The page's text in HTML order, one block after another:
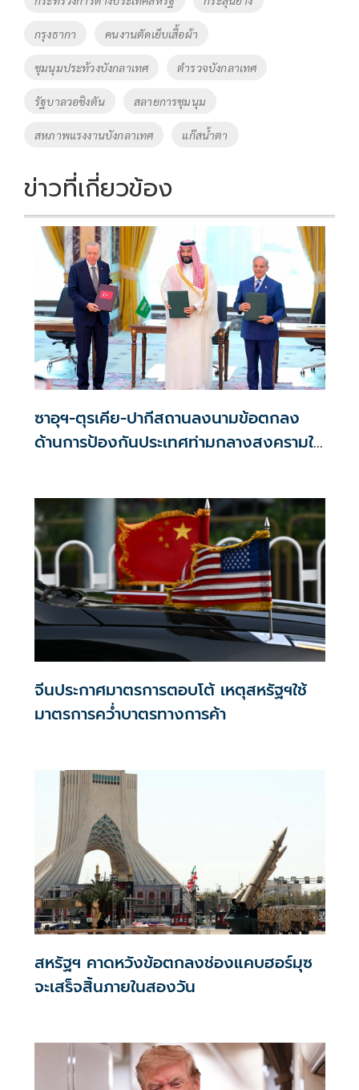
k k
กรุงธากา คนงานตัดเย็บเสื้อผ้า
ชุมนุมประท้วงบังกลาเทศ ตำรวจบังกลาเทศ
รัฐบาลวอชิงตัน สลายการชุมนุม
สหภาพแรงงานบังกลาเทศ แก๊สน้ำตา
ข่าวที่เกี่ยวข้อง
ซาอุฯ-ตุรเคีย-ปากีสถานลงนามข้อตกลง
ด้านการป้องกันประเทศท่ามกลางสงครามใน
จีนประกาศมาตรการตอบโต้ เหตุสหรัฐฯใช้
มาตรการคว่ำบาตรทางการค้า
สหรัฐฯ คาดหวังข้อตกลงช่องแคบฮอร์มุซ
จะเสร็จสิ้นภายในสองวัน